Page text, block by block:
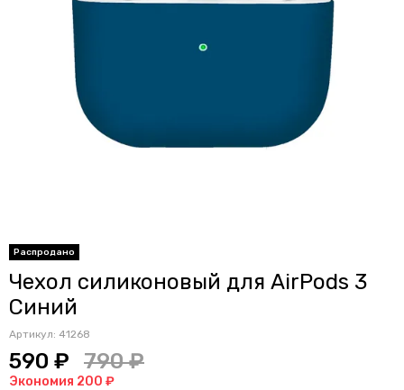
Распродано
Чехол силиконовый для AirPods 3
Синий
Артикул: 41268
590 ₽ 790 ₽
Экономия 200 ₽